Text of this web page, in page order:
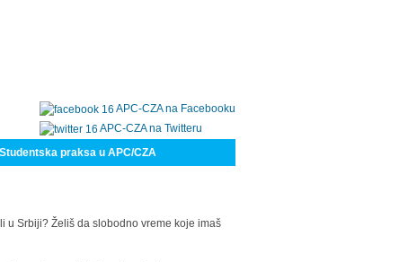
APC-CZA na Facebooku
APC-CZA na Twitteru
Studentska praksa u APC/CZA
u Srbiji? Želiš da slobodno vreme koje imaš